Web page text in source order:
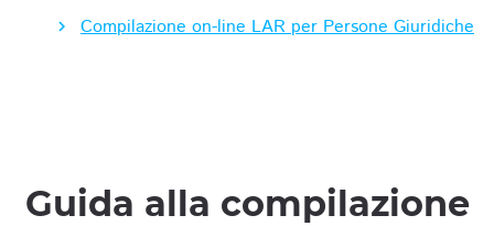
Compilazione on-line LAR per Persone Giuridiche
Guida alla compilazione